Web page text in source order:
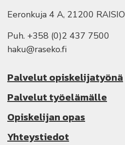
Eeronkuja 4 A, 21200 RAISIO
Puh. +358 (0)2 437 7500
haku@raseko.fi
Palvelut opiskelijatyönä
Palvelut työelämälle
Opiskelijan opas
Yhteystiedot